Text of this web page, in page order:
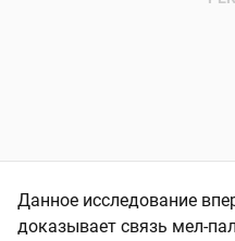
Данное исследование
доказывает связь мел-